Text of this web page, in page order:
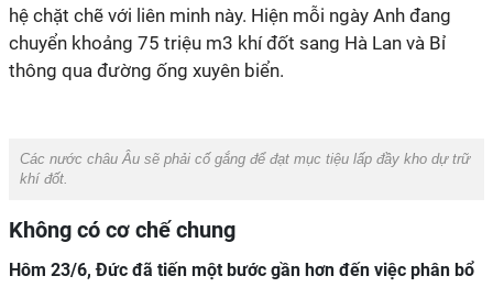
hệ chặt chẽ với liên minh này. Hiện mỗi ngày Anh đang
chuyển khoảng 75 triệu m3 khí đốt sang Hà Lan và Bỉ
thông qua đường ống xuyên biển.
Các nước châu Âu sẽ phải cố gắng để đạt mục tiệu lấp đầy kho dự trữ
khí đốt.
Không có cơ chế chung
Hôm 23/6, Đức đã tiến một bước gần hơn đến việc phân bổ